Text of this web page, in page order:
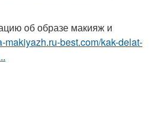
об образе макияж и
makiyazh.ru-best.com/kak-delat-